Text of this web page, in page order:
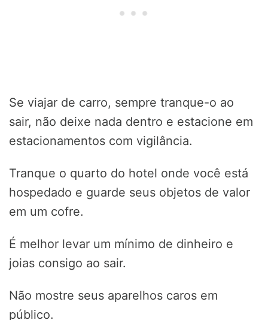
Se viajar de carro, sempre tranque-o ao
sair, não deixe nada dentro e estacione em
estacionamentos com vigilância.
Tranque o quarto do hotel onde você está
hospedado e guarde seus objetos de valor
em um cofre.
É melhor levar um mínimo de dinheiro e
joias consigo ao sair.
Não mostre seus aparelhos caros em
público.